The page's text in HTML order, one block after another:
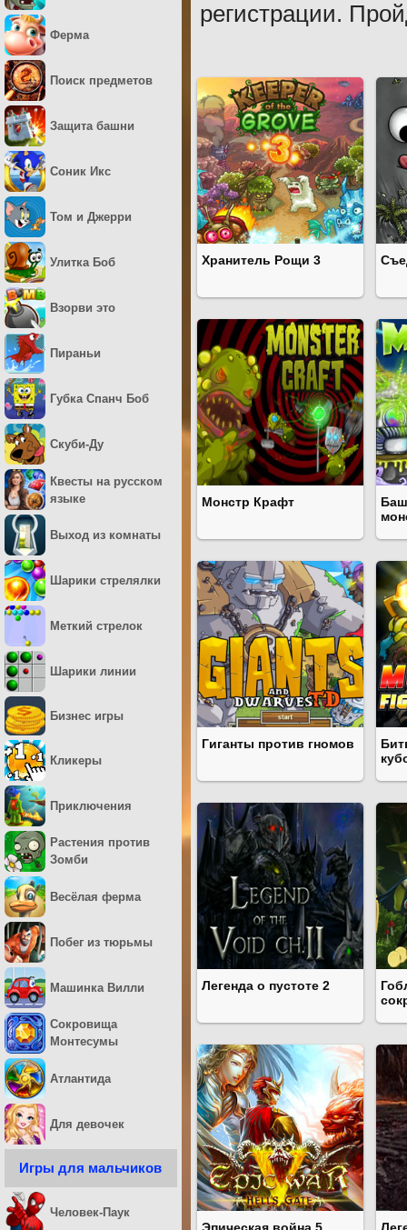
регистрации.
Хранитель Рощи 3
Монстр Крафт
Гиганты против гномов
Легенда о пустоте 2
Ферма
Поиск предметов
Защита башни
Соник Икс
Том и Джерри
Улитка Боб
Взорви это
Пираньи
Губка Спанч Боб
Скуби-Ду
Квесты на русском
языке
Выход из комнаты
Шарики стрелялки
Меткий стрелок
Шарики линии
Бизнес игры
Кликеры
Приключения
Растения против
Зомби
Весёлая ферма
Побег из тюрьмы
Машинка Вилли
Сокровища
Монтесумы
Атлантида
Для девочек
Игры для мальчиков
Человек-Паук